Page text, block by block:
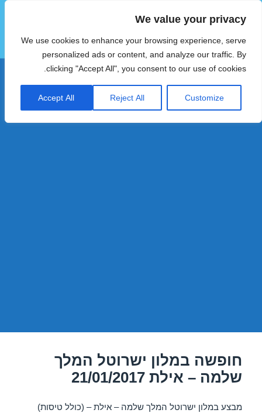
We value your privacy
We use cookies to enhance your browsing experience, serve
personalized ads or content, and analyze our traffic. By
clicking "Accept All", you consent to our use of cookies.
Customize
Reject All
Accept All
הוטצימר
תפריטים
ווידג'טים
חופשה במלון ישרוטל המלך
שלמה – אילת 21/01/2017
מבצע במלון ישרוטל המלך שלמה – אילת – (כולל טיסות)